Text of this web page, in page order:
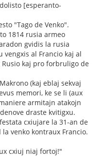
[esperanto-
"Tago de Venko".
1814 rusia armeo
gvidis la rusia
vengxis al Francio kaj al
kaj pro forbruligo de
(kaj eblaj sekvaj
memori, ke se li (aux
armitajn atakojn
draste kvitigxu.
cxiujare la 31-an de
venko kontraux Francio.
cxiuj niaj fortoj!"